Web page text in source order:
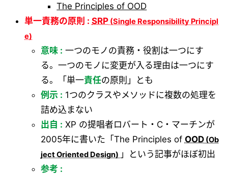
The Principles of OOD
単一責務の原則 :SRP
意味 : 一つのモノの責務・役割は一つにす
る。一つのモノに変更が入る理由は一つにす
る。「単一責任の原則」とも
例示 : 1つのクラスやメソッドに複数の処理を
詰め込まない
出自 : XP の提唱者ロバート・C・マーチンが
2005年に書いた「The Principles of OOD
」という記事がほぼ初出
参考 :